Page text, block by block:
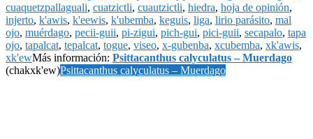
cuaquetzpallaguali, cuatzictli, cuautzictli, hiedra, hoja de opinión,
injerto, k'awis, k'eewis, k'ubemba, keguis, liga, lirio parásito, mal
ojo, muérdago, pecii-guii, pi-zigui, pich-gui, pici-guii, secapalo, tapa
ojo, tapalcat, tepalcat, togue, viseo, x-gubenba, xcubemba, xk'awis,
xk'ewMás información: Psittacanthus calyculatus – Muerdago
(chakxk'ew)Psittacanthus calyculatus – Muerdago